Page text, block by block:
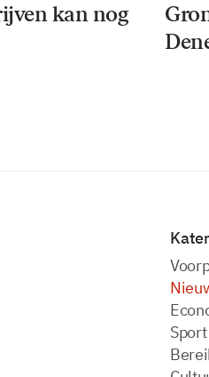
kan nog
Sport